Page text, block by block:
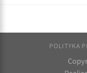
POLITYKA